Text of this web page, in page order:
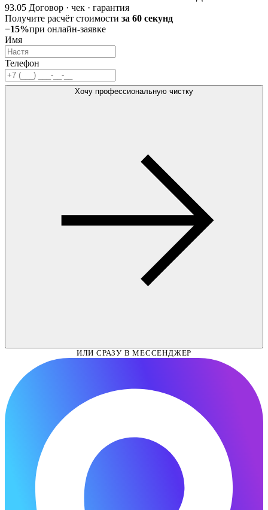
93.05 Договор · чек · гарантия
Получите расчёт стоимости за 60 секунд
−15%при онлайн-заявке
Имя
Телефон
Хочу профессиональную чистку
ИЛИ СРАЗУ В МЕССЕНДЖЕР